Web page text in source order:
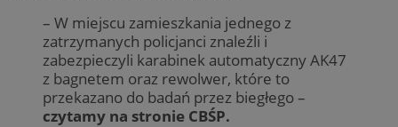
– W miejscu zamieszkania jednego z
zatrzymanych policjanci znaleźli i
zabezpieczyli karabinek automatyczny AK47
z bagnetem oraz rewolwer, które to
przekazano do badań przez biegłego –
czytamy na stronie CBŚP.